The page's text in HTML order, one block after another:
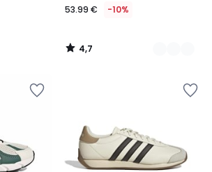
53.99 € -10%
4,7
/